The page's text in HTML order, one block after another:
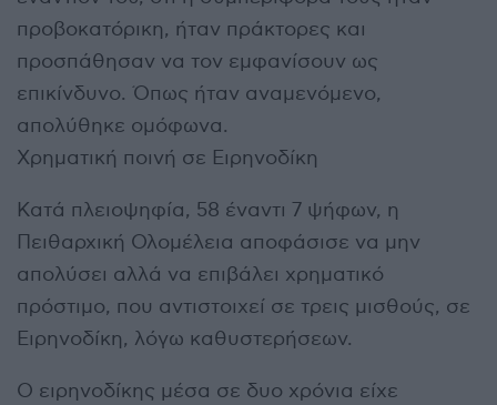
προβοκατόρικη, ήταν πράκτορες και
προσπάθησαν να τον εμφανίσουν ως
επικίνδυνο. Όπως ήταν αναμενόμενο,
απολύθηκε ομόφωνα.
Χρηματική ποινή σε Ειρηνοδίκη
Κατά πλειοψηφία, 58 έναντι 7 ψήφων, η
Πειθαρχική Ολομέλεια αποφάσισε να μην
απολύσει αλλά να επιβάλει χρηματικό
πρόστιμο, που αντιστοιχεί σε τρεις μισθούς, σε
Ειρηνοδίκη, λόγω καθυστερήσεων.
Ο ειρηνοδίκης μέσα σε δυο χρόνια είχε